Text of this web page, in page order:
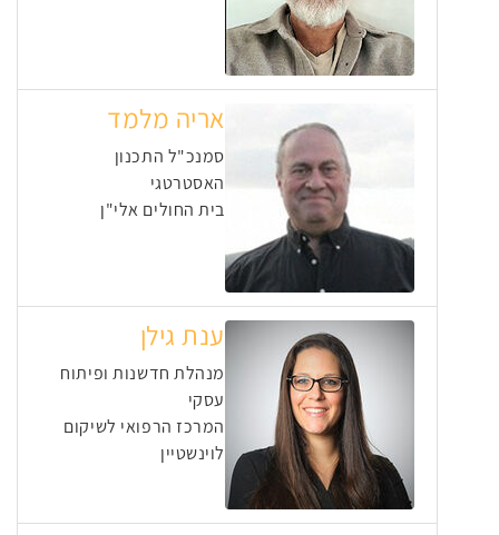
אריה מלמד
סמנכ"ל התכנון
האסטרטגי
בית החולים אלי"ן
ענת גילן
מנהלת חדשנות ופיתוח
עסקי
המרכז הרפואי לשיקום
לוינשטיין